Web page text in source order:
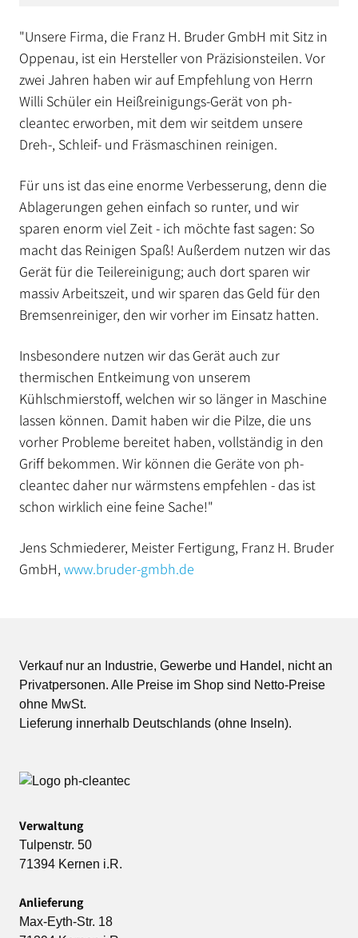
"Unsere Firma, die Franz H. Bruder GmbH mit Sitz in
Oppenau, ist ein Hersteller von Präzisionsteilen. Vor
zwei Jahren haben wir auf Empfehlung von Herrn
Willi Schüler ein Heißreinigungs-Gerät von ph-
cleantec erworben, mit dem wir seitdem unsere
Dreh-, Schleif- und Fräsmaschinen reinigen.
Für uns ist das eine enorme Verbesserung, denn die
Ablagerungen gehen einfach so runter, und wir
sparen enorm viel Zeit - ich möchte fast sagen: So
macht das Reinigen Spaß! Außerdem nutzen wir das
Gerät für die Teilereinigung; auch dort sparen wir
massiv Arbeitszeit, und wir sparen das Geld für den
Bremsenreiniger, den wir vorher im Einsatz hatten.
Insbesondere nutzen wir das Gerät auch zur
thermischen Entkeimung von unserem
Kühlschmierstoff, welchen wir so länger in Maschine
lassen können. Damit haben wir die Pilze, die uns
vorher Probleme bereitet haben, vollständig in den
Griff bekommen. Wir können die Geräte von ph-
cleantec daher nur wärmstens empfehlen - das ist
schon wirklich eine feine Sache!"
Jens Schmiederer, Meister Fertigung, Franz H. Bruder
GmbH, www.bruder-gmbh.de
Verkauf nur an Industrie, Gewerbe und Handel, nicht an
Privatpersonen. Alle Preise im Shop sind Netto-Preise
ohne MwSt.
Lieferung innerhalb Deutschlands (ohne Inseln).
Verwaltung
Tulpenstr. 50
71394 Kernen i.R.
Anlieferung
Max-Eyth-Str. 18